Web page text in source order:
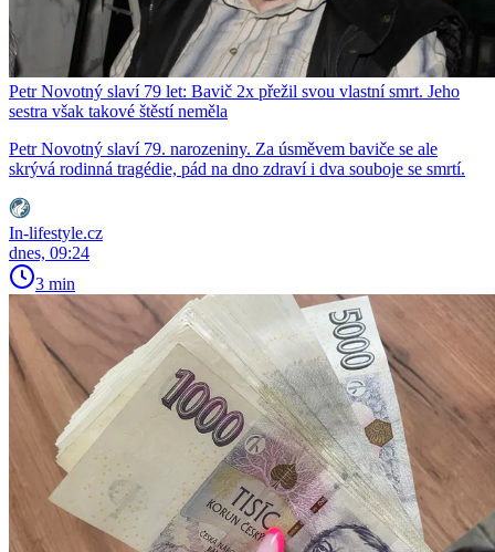
Petr Novotný slaví 79 let: Bavič 2x přežil svou vlastní smrt. Jeho
sestra však takové štěstí neměla
Petr Novotný slaví 79. narozeniny. Za úsměvem baviče se ale
skrývá rodinná tragédie, pád na dno zdraví i dva souboje se smrtí.
In-lifestyle.cz
dnes, 09:24
3 min